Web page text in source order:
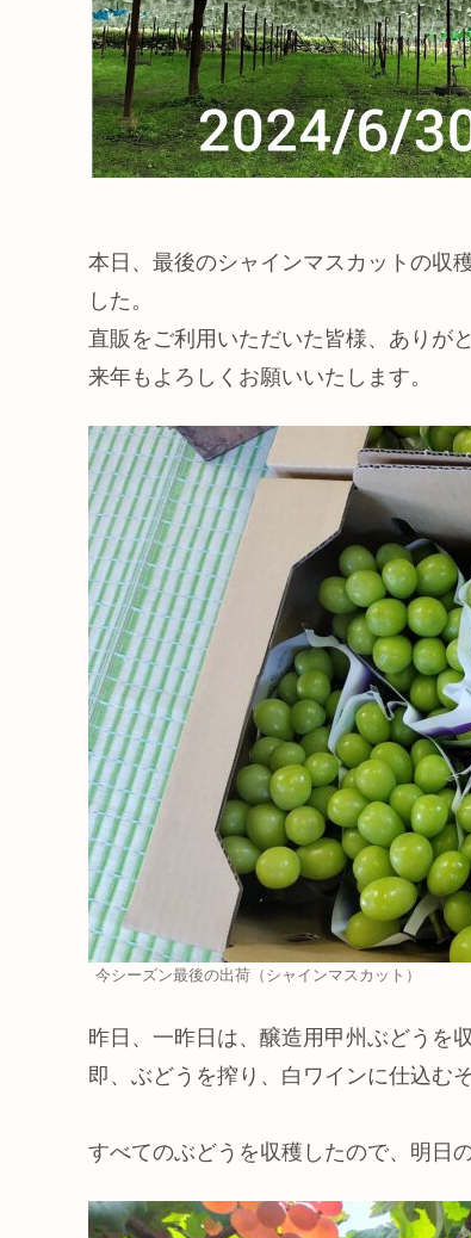
本日、最後のシャインマスカットの収
した。
直販をご利用いただいた皆様、ありが
来年もよろしくお願いいたします。
今シーズン最後の出荷（シャインマスカット）
昨日、一昨日は、醸造用甲州ぶどうを
即、ぶどうを搾り、白ワインに仕込むそ
すべてのぶどうを収穫したので、明日